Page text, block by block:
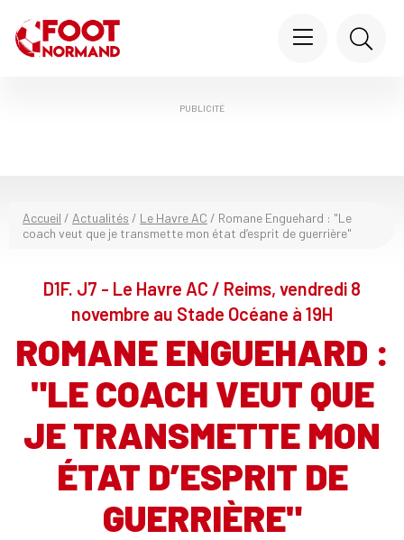
PUBLICITÉ
Accueil / Actualités / Le Havre AC / Romane Enguehard : "Le
coach veut que je transmette mon état d’esprit de guerrière"
D1F. J7 - Le Havre AC / Reims, vendredi 8
novembre au Stade Océane à 19H
ROMANE ENGUEHARD :
"LE COACH VEUT QUE
JE TRANSMETTE MON
ÉTAT D’ESPRIT DE
GUERRIÈRE"